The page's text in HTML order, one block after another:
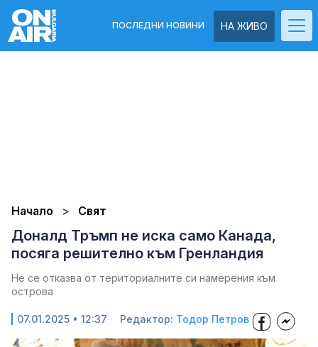
НА ЖИВО
ПОСЛЕДНИ НОВИНИ
Начало Свят
Доналд Тръмп не иска само Канада,
посяга решително към Гренландия
Не се отказва от териториалните си намерения към
острова
07.01.2025 • 12:37 Редактор: Тодор Петров